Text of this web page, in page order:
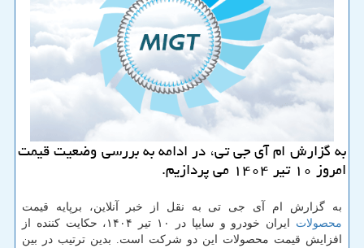
به گزارش ام آی جی تی، در ادامه به بررسی وضعیت قیمت
امروز ۱۰ تیر ۱۴۰۴ می پردازیم.
به گزارش ام آی جی تی به نقل از خبر آنلاین، برپایه قیمت
محصولات
ایران خودرو و سایپا در ۱۰ تیر ۱۴۰۴، حکایت کننده از
افزایش قیمت محصولات این دو شرکت است. بدین ترتیب در بین